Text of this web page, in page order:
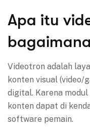
Apa itu
Videotron adalah
konten visual
digital. Karena
konten dapat di
software pemain.